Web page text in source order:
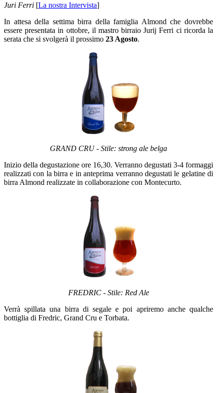
Juri Ferri [La nostra Intervista]
In attesa della settima birra della famiglia Almond che dovrebbe
essere presentata in ottobre, il mastro birraio Jurij Ferri ci ricorda la
serata che si svolgerà il prossimo 23 Agosto.
GRAND CRU - Stile: strong ale belga
Inizio della degustazione ore 16,30. Verranno degustati 3-4 formaggi
realizzati con la birra e in anteprima verranno degustati le gelatine di
birra Almond realizzate in collaborazione con Montecurto.
FREDRIC - Stile: Red Ale
Verrà spillata una birra di segale e poi apriremo anche qualche
bottiglia di Fredric, Grand Cru e Torbata.